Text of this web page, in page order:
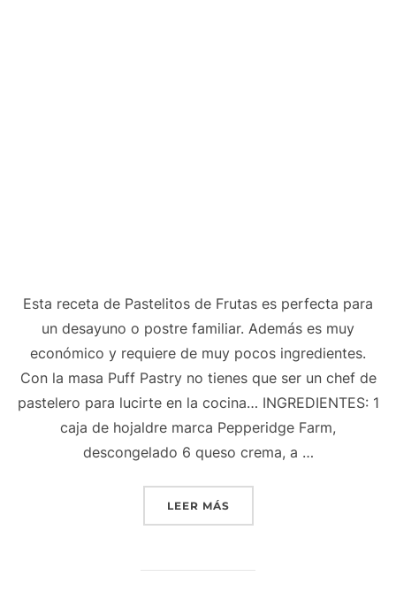
Esta receta de Pastelitos de Frutas es perfecta para
un desayuno o postre familiar. Además es muy
económico y requiere de muy pocos ingredientes.
Con la masa Puff Pastry no tienes que ser un chef de
pastelero para lucirte en la cocina… INGREDIENTES: 1
caja de hojaldre marca Pepperidge Farm,
descongelado 6 queso crema, a …
LEER MÁS«PASTELITOS DE FRUTAS»